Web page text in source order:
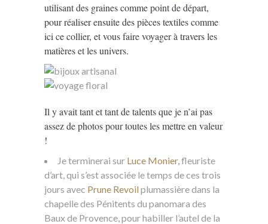
utilisant des graines comme point de départ,
pour réaliser ensuite des pièces textiles comme
ici ce collier, et vous faire voyager à travers les
matières et les univers.
Il y avait tant et tant de talents que je n’ai pas
assez de photos pour toutes les mettre en valeur
!
Je terminerai sur Luce Monier,fleuriste
d’art, qui s’est associée le temps de ces trois
jours avec Prune Revoilplumassière dans la
chapelle des Pénitents du panomara des
Baux de Provence, pour habiller l’autel de la